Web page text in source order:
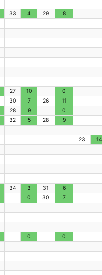
33 4 29
8
27 10
0
30 7 26
11
28 9
0
32 5 28
9
23
14
34 3 31
6
0 30
7
0
0